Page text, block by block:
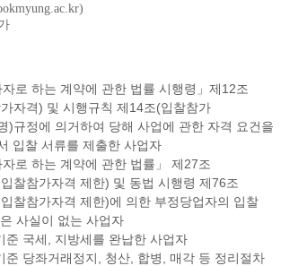
로 하는 계약에 관한 법률 시행령」제12조
자격) 및 시행규칙 제14조(입찰참가
)규정에 의거하여 당해 사업에 관한 자격 요건을
입찰 서류를 제출한 사업자
로 하는 계약에 관한 법률」 제27조
찰참가자격 제한) 및 동법 시행령 제76조
찰참가자격 제한)에 의한 부정당업자의 입찰
사실이 없는 사업자
준 국세, 지방세를 완납한 사업자
준 당좌거래정지, 청산, 합병, 매각 등 정리절차